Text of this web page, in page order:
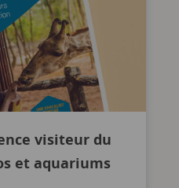
visiteur du
et aquariums